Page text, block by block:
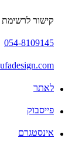
קישור לרשימת
054-8109145
לאתר
פייסבוק
אינסטגרם